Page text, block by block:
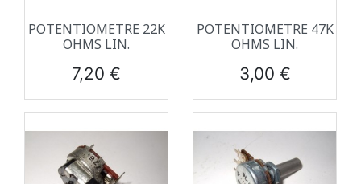
POTENTIOMETRE 22K
OHMS LIN.
Prix
7,20 €
POTENTIOMETRE 47K
OHMS LIN.
Prix
3,00 €